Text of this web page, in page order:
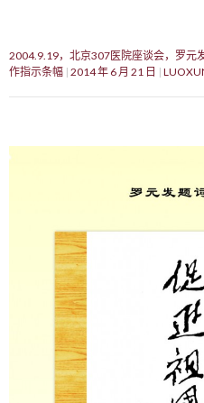
2004.9.19，北京307医院座谈会，罗元
作指示条幅 2014 年 6 月 21 日